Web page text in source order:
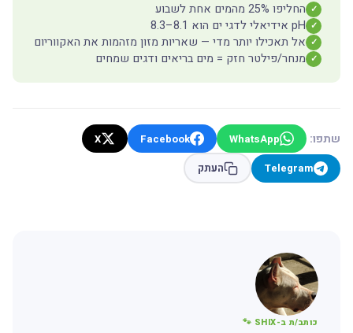
✓ החליפו 25% מהמים אחת לשבוע
✓ pH אידיאלי לדגי ים הוא 8.1–8.3
✓ אל תאכילו יותר מדי — שאריות מזון מזהמות את האקווריום
✓ מנחר/פילטר חזק = מים בריאים ודגים שמחים
שתפו: WhatsApp
Facebook
X
Telegram
העתק
כותב/ת ב-SHIX 🐾